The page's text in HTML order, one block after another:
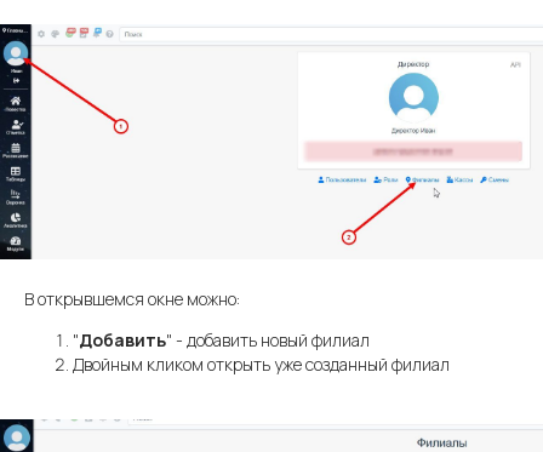
В открывшемся окне можно:
"Добавить" - добавить новый филиал
Двойным кликом открыть уже созданный филиал